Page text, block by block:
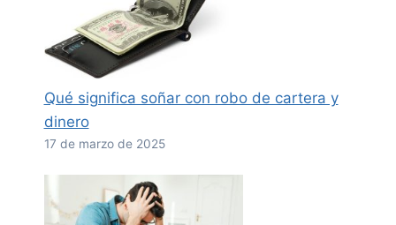
Qué significa soñar con robo de cartera y
dinero
17 de marzo de 2025